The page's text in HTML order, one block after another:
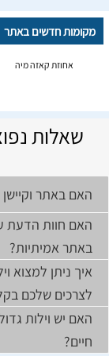
מקומות חדשים באתר
אחוזת קאזה מיה
שאלות
האם באתר
האם חוות הדעת
באתר אמיתיות?
איך ניתן למצוא
לצרכים שלכם
האם יש וילות
חיים?